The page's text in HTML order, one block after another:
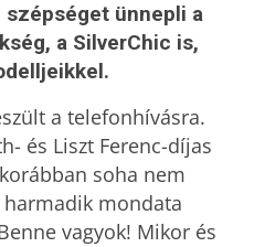
szépséget ünnepli a
a SilverChic is,
a telefonhívásra.
és Liszt Ferenc-díjas
soha nem
harmadik mondata
vagyok! Mikor és